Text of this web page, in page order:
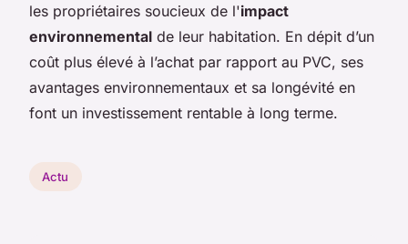
les propriétaires soucieux de l'impact
environnemental de leur habitation. En dépit d’un
coût plus élevé à l’achat par rapport au PVC, ses
avantages environnementaux et sa longévité en
font un investissement rentable à long terme.
Actu